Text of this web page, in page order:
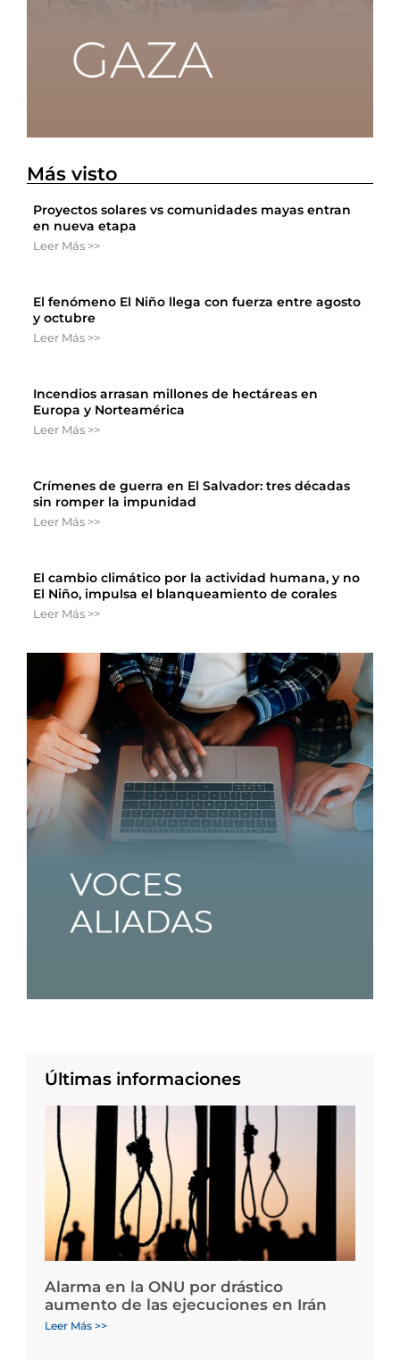
Más visto
Proyectos solares vs comunidades mayas entran
en nueva etapa
Leer Más >>
El fenómeno El Niño llega con fuerza entre agosto
y octubre
Leer Más >>
Incendios arrasan millones de hectáreas en
Europa y Norteamérica
Leer Más >>
Crímenes de guerra en El Salvador: tres décadas
sin romper la impunidad
Leer Más >>
El cambio climático por la actividad humana, y no
El Niño, impulsa el blanqueamiento de corales
Leer Más >>
Últimas informaciones
Alarma en la ONU por drástico
aumento de las ejecuciones en Irán
Leer Más >>